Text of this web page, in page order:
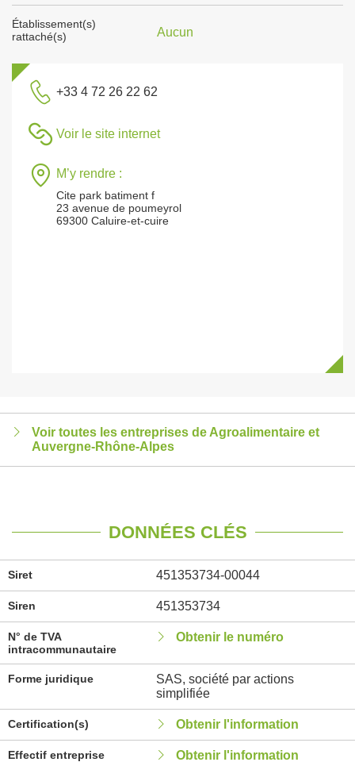
Établissement(s)
rattaché(s)
Aucun
+33 4 72 26 22 62
Voir le site internet
M’y rendre :
Cite park batiment f
23 avenue de poumeyrol
69300 Caluire-et-cuire
Voir toutes les entreprises de Agroalimentaire et
Auvergne-Rhône-Alpes
DONNÉES CLÉS
Siret 451353734-00044
Siren 451353734
N° de TVA
intracommunautaire
Obtenir le numéro
Forme juridique
SAS, société par actions
simplifiée
Certification(s) Obtenir l'information
Effectif entreprise Obtenir l'information